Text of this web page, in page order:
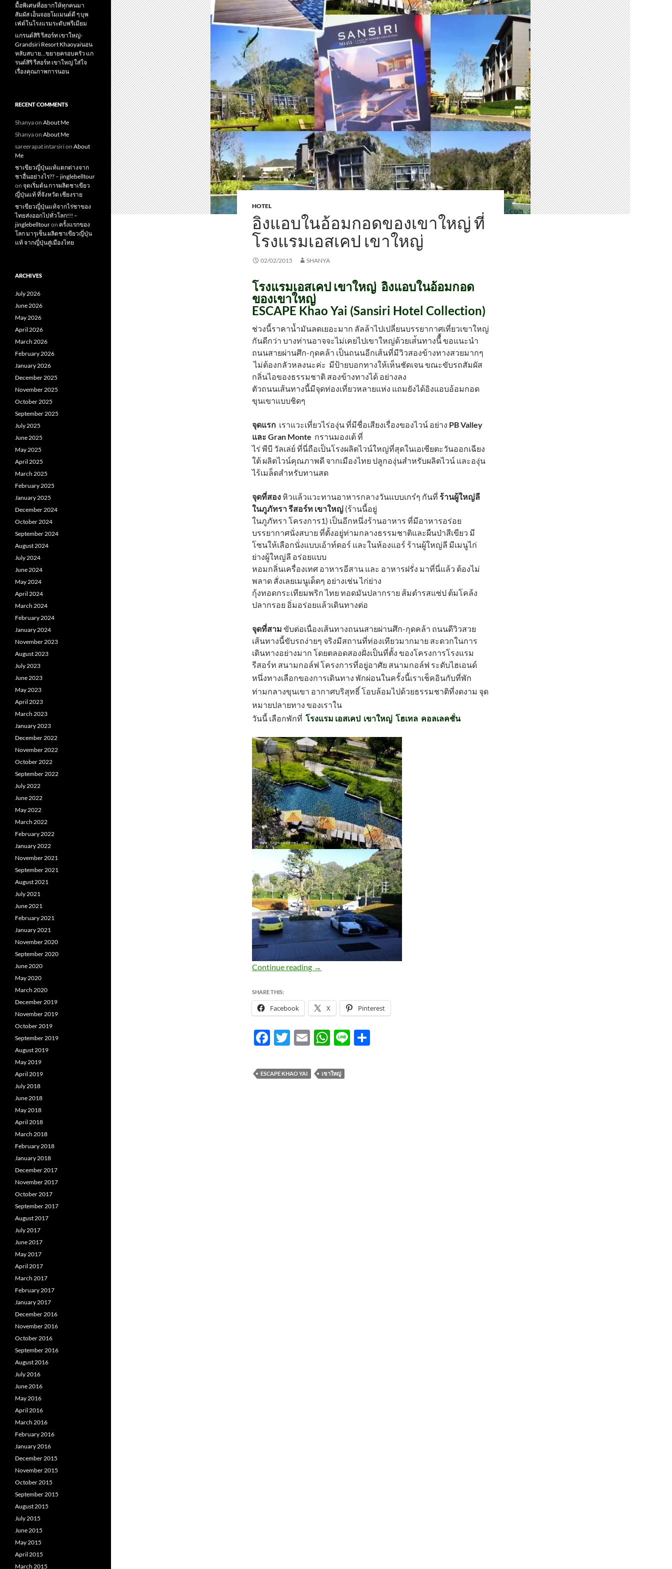
HOTEL
อิงแอบในอ้อมกอดของเขาใหญ่ ที่
โรงแรมเอสเคป เขาใหญ่
02/02/2015 SHANYA
โรงแรมเอสเคป เขาใหญ่ อิงแอบในอ้อมกอด
ของเขาใหญ่
ESCAPE Khao Yai (Sansiri Hotel Collection)
ช่วงนี้ราคาน้ำมันลดเยอะมาก ลัลล้าไปเปลี่ยนบรรยากาศเที่ยวเขาใหญ่
กันดีกว่า บางท่านอาจจะไม่เคยไปเขาใหญ่ด้วยเส่้นทางนีื้ ขอแนะนำ
ถนนสายผ่านศึก-กุดคล้า เป็นถนนอีกเส้นที่มีวิวสองข้างทางสวยมากๆ
ไม่ต้องกลัวหลงนะค่ะ มีป้ายบอกทางให้เห็นชัดเจน ขณะขับรถสัมผัส
กลิ่นไอของธรรมชาติ สองข้างทางได้ อย่างลง
ตัวถนนเส้นทางนี้มีจุดท่องเที่ยวหลายแห่ง แถมยังได้อิงแอบอ้อมกอด
ขุนเขาแบบชิดๆ
จุดแรก เราแวะเที่ยวไร่องุ่น ที่มีชื่อเสียงเรื่องของไวน์ อย่าง PB Valley
และ Gran Monte กรานมองเต้ ที่
ไร่ พีบี วัลเล่ย์ ที่นี่ถือเป็นโรงผลิตไวน์ใหญ่ที่สุดในเอเซียตะวันออกเฉียง
ใต้ ผลิตไวน์คุณภาพดี จากเมืองไทย ปลูกองุ่นสำหรับผลิตไวน์ และองุ่น
ไร้เมล็ดสำหรับทานสด
จุดที่สองหิวแล้วแวะทานอาหารกลางวันแบบเกร๋ๆ กันที่ ร้านผู้ใหญ่ลี
ในภูภัทรา รีสอร์ท เขาใหญ่ (ร้านนี้อยู่
ในภูภัทรา โครงการ1) เป็นอีกหนึ่งร้านอาหาร ที่มีอาหารอร่อย
บรรยากาศนั่งสบาย ที่ตั้งอยู่ท่ามกลางธรรมชาติและผืนป่าสีเขียว มี
โซนให้เลือกนั่งแบบเอ้าท์ดอร์ และในห้องแอร์ ร้านผู้ใหญ่ลี มีเมนูไก่
ย่างผู้ใหญ่ลี อร่อยแบบ
หอมกลิ่นเครื่องเทศ อาหารอีสาน และ อาหารฝรั่ง มาที่นี่แล้ว ต้องไม่
พลาด สั่งเลยเมนูเด็ดๆ อย่างเช่น ไก่ย่าง
กุ้งทอดกระเทียมพริก ไทย ทอดมันปลากราย ส้มตำรสแซ่ป ต้มโคล้ง
ปลากรอย อิ่มอร่อยแล้วเดินทางต่อ
จุดที่สาม ขับต่อเนื่องเส้นทางถนนสายผ่านศึก-กุดคล้า ถนนดีวิวสวย
เส้นทางนี้ขับรถง่ายๆ จริงมีสถานที่ท่องเทียวมากมาย สะดวกในการ
เดินทางอย่างมาก โดยตลอดสองฝั่งเป็นที่ตั้ง ของโครงการโรงแรม
รีสอร์ท สนามกอล์ฟ โครงการที่อยู่อาศัย สนามกอล์ฟ ระดับไฮเอนด์
หนึ่งทางเลือกของการเดินทาง พักผ่อนในครั้งนี้เราเช็คอินกับที่พัก
ท่ามกลางขุนเขา อากาศบริสุทธิ์ โอบล้อมไปด้วยธรรมชาติที่งดงาม จุด
หมายปลายทาง ของเราใน
วันนี้ เลือกพักที่ โรงแรม เอสเคป เขาใหญ่ โฮเทล คอลเลคชั่น
Continue reading อิงแอบในอ้อมกอดของเขาใหญ่ ที่โรงแรมเอสเคป เขาใหญ่
→
SHARE THIS:
Facebook X Pinterest
F
e
b
T
itt
er
E
ail
W
at
s
Li
ESCAPE KHAO YAI เขาใหญ่
มื้อพิเศษที่อยากให้ทุกคนมา
สัมผัส เอ็นจอยโมเมนต์ดี ๆ บุพ
เฟ่ต์ในโรงแรมระดับพรีเมียม
แกรนด์สิริ​ รีสอร์ท​ เขาใหญ่​-
Grandsiri​ Resort​ Khaoyaiนอน
หลับสบาย…ขยายครอบครัว แก
รนด์สิริ รีสอร์ท เขาใหญ่ ใส่ใจ
เรื่องคุณภาพการนอน
RECENT COMMENTS
Shanyaon About Me
Shanyaon About Me
sareerapat intarsirion About
Me
ชาเขียวญี่ปุ่นแท้แตกต่างจาก
ชาอื่นอย่างไร?? – jinglebelltour
on จุดเริ่มต้น การผลิตชาเขียว
ญี่ปุ่นแท้ ที่จังหวัด เชียงราย
ชาเขียวญี่ปุ่นแท้จากไร่ชาของ
ไทยส่งออกไปทั่วโลก!!! –
jinglebelltouron ครั้งแรกของ
โลก มารุเซ็น ผลิตชาเขียวญี่ปุ่น
แท้ จากญี่ปุ่นสู่เมืองไทย
ARCHIVES
July 2026
June 2026
May 2026
April 2026
March 2026
February 2026
January 2026
December 2025
November 2025
October 2025
September 2025
July 2025
June 2025
May 2025
April 2025
March 2025
February 2025
January 2025
December 2024
October 2024
September 2024
August 2024
July 2024
June 2024
May 2024
April 2024
March 2024
February 2024
January 2024
November 2023
August 2023
July 2023
June 2023
May 2023
April 2023
March 2023
January 2023
December 2022
November 2022
October 2022
September 2022
July 2022
June 2022
May 2022
March 2022
February 2022
January 2022
November 2021
September 2021
August 2021
July 2021
June 2021
February 2021
January 2021
November 2020
September 2020
June 2020
May 2020
March 2020
December 2019
November 2019
October 2019
September 2019
August 2019
May 2019
April 2019
July 2018
June 2018
May 2018
April 2018
March 2018
February 2018
January 2018
December 2017
November 2017
October 2017
September 2017
August 2017
July 2017
June 2017
May 2017
April 2017
March 2017
February 2017
January 2017
December 2016
November 2016
October 2016
September 2016
August 2016
July 2016
June 2016
May 2016
April 2016
March 2016
February 2016
January 2016
December 2015
November 2015
October 2015
September 2015
August 2015
July 2015
June 2015
May 2015
April 2015
March 2015